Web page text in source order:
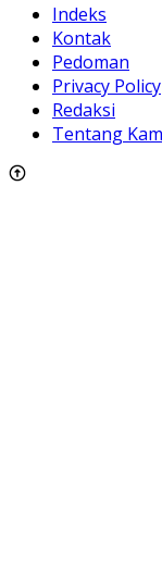
Indeks
Kontak
Pedoman
Privacy Policy
Redaksi
Tentang